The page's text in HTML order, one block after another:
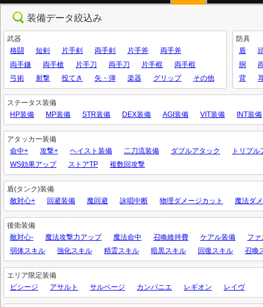
装備データ絞込み
武器
格闘
短剣 片手剣 両手剣 片手斧
両手斧
両手鎌
両手槍 片手刀 両手刀 片手棍
両手棍
弓術
射撃 投てき 矢・弾 楽器 グリップ その他
防具
盾
胴
背
ステータス装備
HP装備
MP装備 STR装備 DEX装備 AGI装備 VIT装備 INT装備
アタッカー装備
命中+
攻撃+ ヘイスト装備 二刀流装備 ダブルアタック
トリプル
WS効果アップ
ストアTP 複数回攻撃
盾(タンク)装備
敵対心+
回避装備 魔回避 詠唱中断 物理ダメージカット 魔法ダ
後衛装備
敵対心-
魔法攻撃力アップ 魔法命中 召喚維持費 ケアル装備
フ
弱体スキル
強化スキル 精霊スキル 暗黒スキル 回復スキル 召喚
エリア限定装備
ビシージ
アサルト サルベージ カンパニエ レギオン レイヴ